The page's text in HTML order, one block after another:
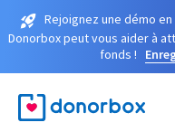
Rejoignez une démo
Donorbox peut vous aider à
fonds !